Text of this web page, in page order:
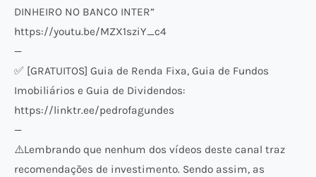
DINHEIRO NO BANCO INTER”
https://youtu.be/MZX1sziY_c4
—
✅ [GRATUITOS] Guia de Renda Fixa, Guia de Fundos
Imobiliários e Guia de Dividendos:
https://linktr.ee/pedrofagundes
—
⚠️​Lembrando que nenhum dos vídeos deste canal traz
recomendações de investimento. Sendo assim, as